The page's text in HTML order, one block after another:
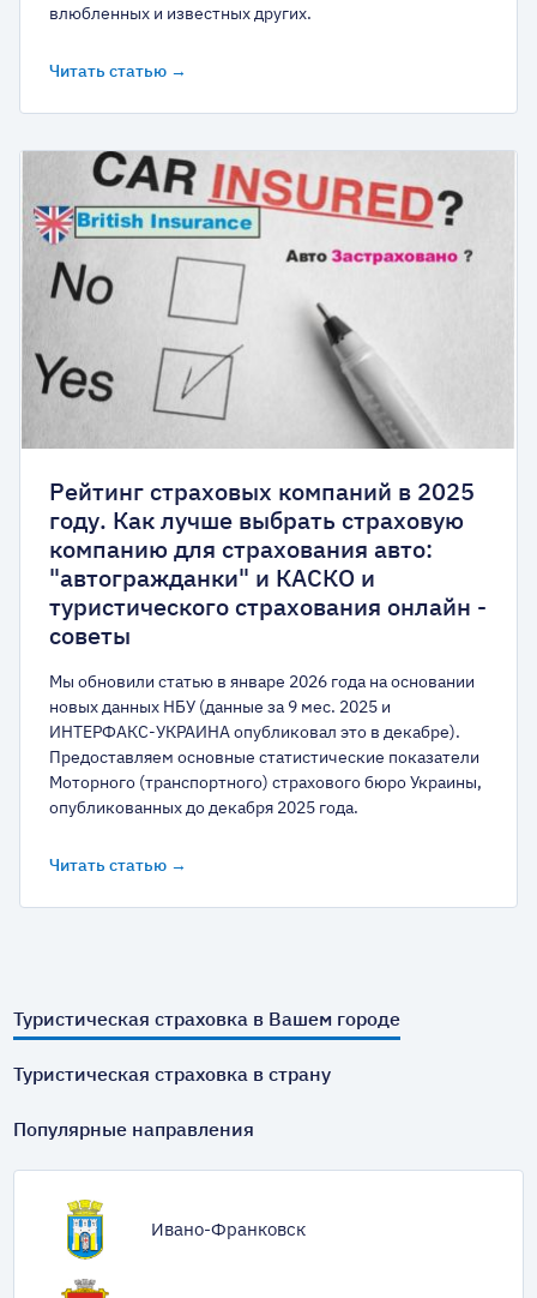
влюбленных и известных других.
Читать статью →
Рейтинг страховых компаний в 2025
году. Как лучше выбрать страховую
компанию для страхования авто:
"автогражданки" и КАСКО и
туристического страхования онлайн -
советы
Мы обновили статью в январе 2026 года на основании
новых данных НБУ (данные за 9 мес. 2025 и
ИНТЕРФАКС-УКРАИНА опубликовал это в декабре).
Предоставляем основные статистические показатели
Моторного (транспортного) страхового бюро Украины,
опубликованных до декабря 2025 года.
Читать статью →
Туристическая страховка в Вашем городе
Туристическая страховка в страну
Популярные направления
Ивано-Франковск